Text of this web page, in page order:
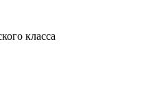
класса